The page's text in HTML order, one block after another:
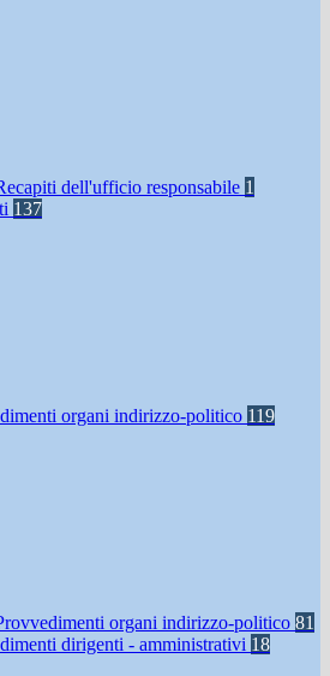
dell'ufficio responsabile 1
137
organi indirizzo-politico 119
organi indirizzo-politico 81
dirigenti - amministrativi 18